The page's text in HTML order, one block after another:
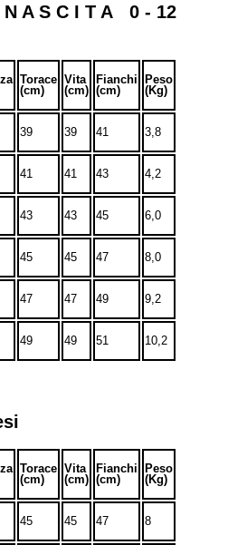
A S C I T A 0 - 12
Torace
(cm)
Vita
(cm)
Fianchi
(cm)
Peso
(Kg)
39 39 41 3,8
41 41 43 4,2
43 43 45 6,0
45 45 47 8,0
47 47 49 9,2
49 49 51 10,2
Torace
(cm)
Vita
(cm)
Fianchi
(cm)
Peso
(Kg)
45 45 47 8